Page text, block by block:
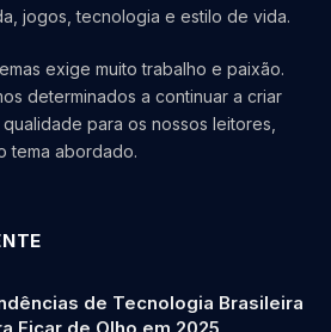
jogos, tecnologia e estilo de vida.
exige muito trabalho e paixão.
determinados a continuar a criar
para os nossos leitores,
tema abordado.
de Tecnologia Brasileira